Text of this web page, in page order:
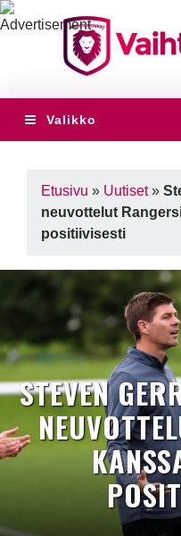
Valikko
Etusivu » Uutiset»
neuvottelut
positiivisesti
STEVEN